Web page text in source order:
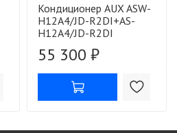
Кондиционер AUX ASW-
H12A4/JD-R2DI+AS-
H12A4/JD-R2DI
55 300 ₽